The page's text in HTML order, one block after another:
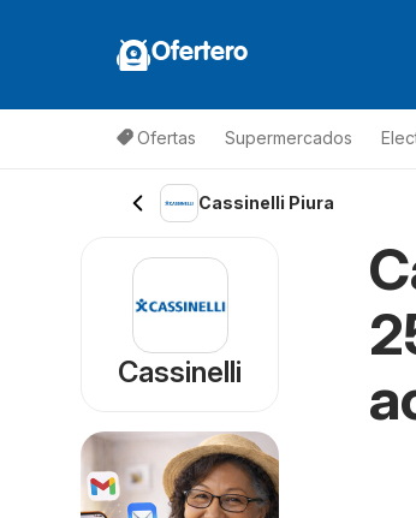
Ofertero
Ofertas Supermercados
Cassinelli Piura
Cassinelli